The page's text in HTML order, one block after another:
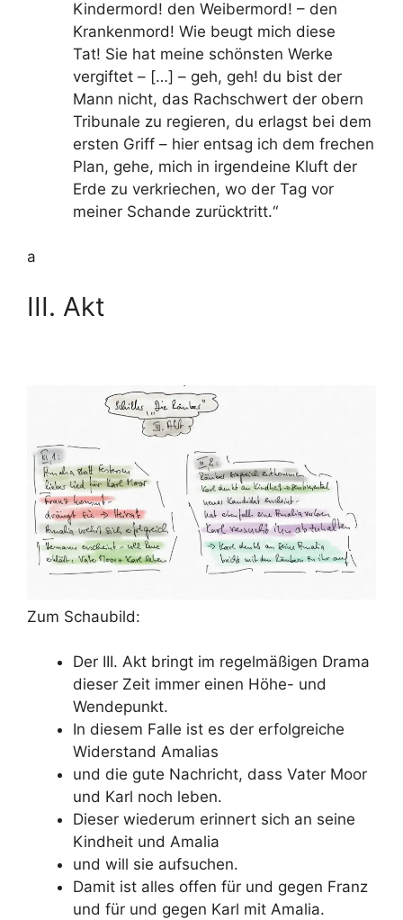
Kindermord! den Weibermord! – den
Krankenmord! Wie beugt mich diese
Tat! Sie hat meine schönsten Werke
vergiftet – […] – geh, geh! du bist der
Mann nicht, das Rachschwert der obern
Tribunale zu regieren, du erlagst bei dem
ersten Griff – hier entsag ich dem frechen
Plan, gehe, mich in irgendeine Kluft der
Erde zu verkriechen, wo der Tag vor
meiner Schande zurücktritt.“
a
III. Akt
Zum Schaubild:
Der III. Akt bringt im regelmäßigen Drama
dieser Zeit immer einen Höhe- und
Wendepunkt.
In diesem Falle ist es der erfolgreiche
Widerstand Amalias
und die gute Nachricht, dass Vater Moor
und Karl noch leben.
Dieser wiederum erinnert sich an seine
Kindheit und Amalia
und will sie aufsuchen.
Damit ist alles offen für und gegen Franz
und für und gegen Karl mit Amalia.